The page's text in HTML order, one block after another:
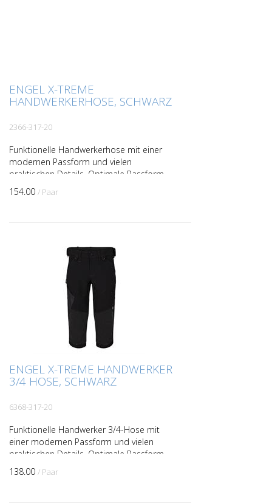
ENGEL X-TREME
HANDWERKERHOSE, SCHWARZ
2366-317-20
Funktionelle Handwerkerhose mit einer
modernen Passform und vielen
praktischen Details. Optimale Passform
mit z. B. ergonomisch geformtem
Kniebereich. Der Stoff mit beque...
154.00 / Paar
ENGEL X-TREME HANDWERKER
3/4 HOSE, SCHWARZ
6368-317-20
Funktionelle Handwerker 3/4-Hose mit
einer modernen Passform und vielen
praktischen Details. Optimale Passform
mit z. B. ergonomisch geformtem
Kniebereich. Der Stoff mit ...
138.00 / Paar